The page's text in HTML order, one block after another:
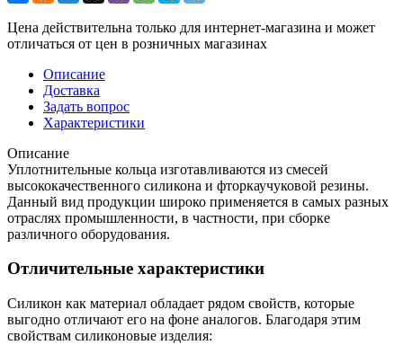
Цена действительна только для интернет-магазина и может
отличаться от цен в розничных магазинах
Описание
Доставка
Задать вопрос
Характеристики
Описание
Уплотнительные кольца изготавливаются из смесей
высококачественного силикона и фторкаучуковой резины.
Данный вид продукции широко применяется в самых разных
отраслях промышленности, в частности, при сборке
различного оборудования.
Отличительные характеристики
Силикон как материал обладает рядом свойств, которые
выгодно отличают его на фоне аналогов. Благодаря этим
свойствам силиконовые изделия: